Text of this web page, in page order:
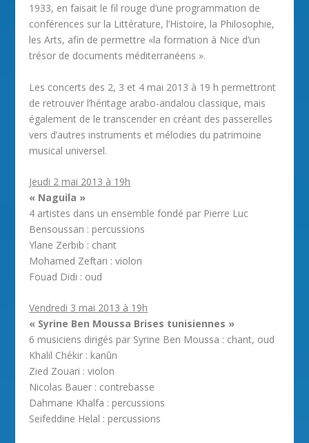
1933, en faisait le fil rouge d’une programmation de
conférences sur la Littérature, l’Histoire, la Philosophie,
les Arts, afin de permettre «la formation à Nice d’un
trésor de documents méditerranéens ».
Les concerts des 2, 3 et 4 mai 2013 à 19 h permettront
de retrouver l’héritage arabo-andalou classique, mais
également de le transcender en créant des passerelles
vers d’autres instruments et mélodies du patrimoine
musical universel.
Jeudi 2 mai 2013 à 19h
« Naguila »
4 artistes dans un ensemble fondé par Pierre Luc
Bensoussan : percussions
Ylane Zerbib : chant
Mohamed Zeftari : violon
Fouad Didi : oud
Vendredi 3 mai 2013 à 19h
« Syrine Ben Moussa Brises tunisiennes »
6 musiciens dirigés par Syrine Ben Moussa : chant, oud
Khalil Chékir : kanûn
Zied Zouari : violon
Nicolas Bauer : contrebasse
Dahmane Khalfa : percussions
Seifeddine Helal : percussions